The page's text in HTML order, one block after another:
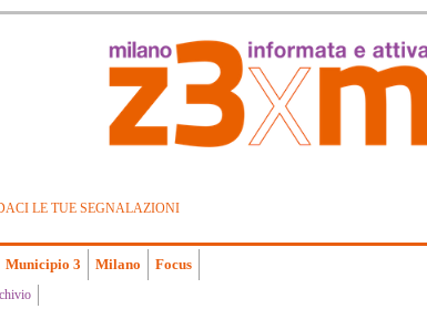
LE TUE SEGNALAZIONI
Municipio 3 Milano Focus